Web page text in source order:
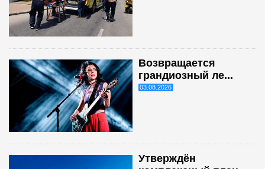
Возвращается
грандиозный ле...
03.08.2026
Утверждён